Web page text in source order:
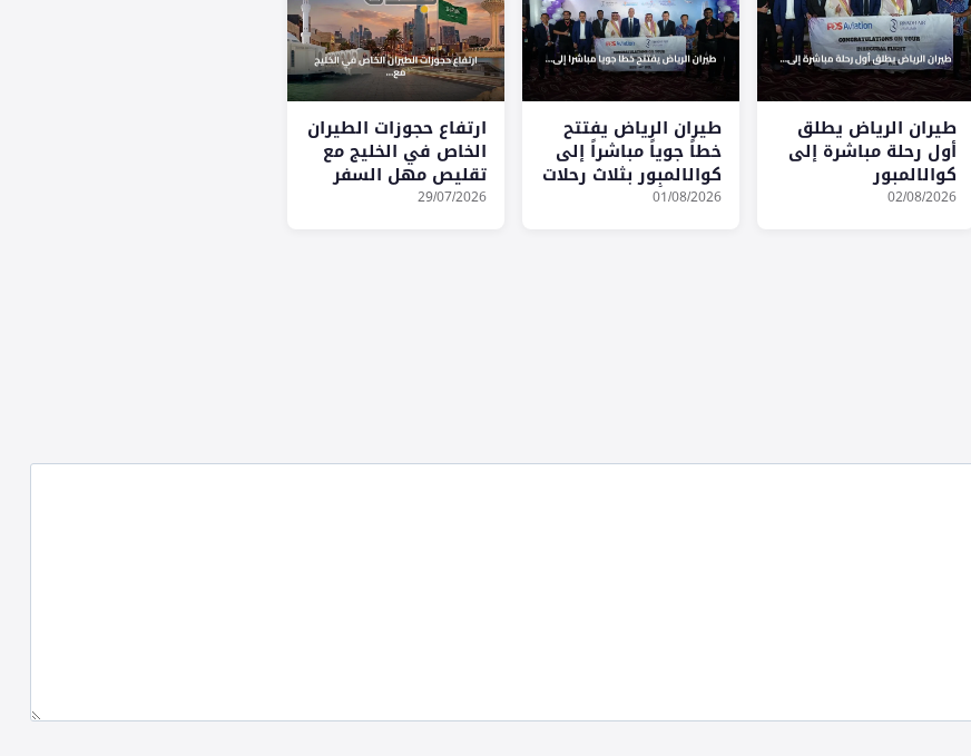
طيران الرياض يطلق
أول رحلة مباشرة إلى
كوالالمبور
02/08/2026
طيران الرياض يفتتح
خطاً جوياً مباشراً إلى
كوالالمبور بثلاث رحلات
أسبوعياً
01/08/2026
ارتفاع حجوزات الطيران
الخاص في الخليج مع
تقليص مهل السفر
واتجاه نحو أوروبا
29/07/2026